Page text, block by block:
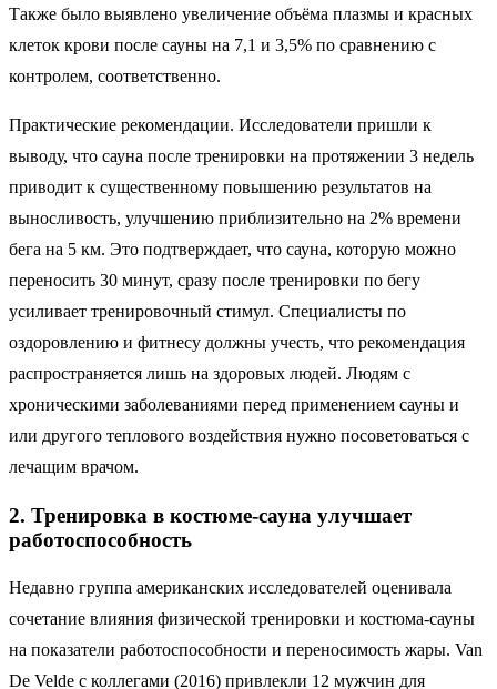
Также было выявлено увеличение объёма плазмы и красных
клеток крови после сауны на 7,1 и 3,5% по сравнению с
контролем, соответственно.
Практические рекомендации. Исследователи пришли к
выводу, что сауна после тренировки на протяжении 3 недель
приводит к существенному повышению результатов на
выносливость, улучшению приблизительно на 2% времени
бега на 5 км. Это подтверждает, что сауна, которую можно
переносить 30 минут, сразу после тренировки по бегу
усиливает тренировочный стимул. Специалисты по
оздоровлению и фитнесу должны учесть, что рекомендация
распространяется лишь на здоровых людей. Людям с
хроническими заболеваниями перед применением сауны и
или другого теплового воздействия нужно посоветоваться с
лечащим врачом.
2. Тренировка в костюме-сауна улучшает
работоспособность
Недавно группа американских исследователей оценивала
сочетание влияния физической тренировки и костюма-сауны
на показатели работоспособности и переносимость жары. Van
De Velde с коллегами (2016) привлекли 12 мужчин для